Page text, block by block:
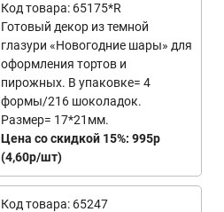
Код товара: 65175*R
Готовый декор из темной
глазури «Новогодние шары» для
оформления тортов и
пирожных. В упаковке= 4
формы/216 шоколадок.
Размер= 17*21мм.
Цена со скидкой 15%: 995р
(4,60р/шт)
Код товара: 65247